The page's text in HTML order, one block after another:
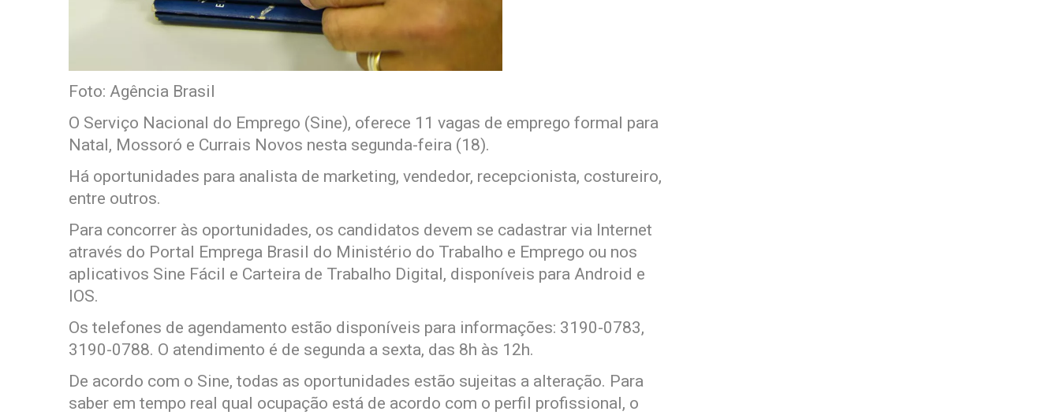
Foto: Agência Brasil
O Serviço Nacional do Emprego (Sine), oferece 11 vagas de emprego formal para
Natal, Mossoró e Currais Novos nesta segunda-feira (18).
Há oportunidades para analista de marketing, vendedor, recepcionista, costureiro,
entre outros.
Para concorrer às oportunidades, os candidatos devem se cadastrar via Internet
através do Portal Emprega Brasil do Ministério do Trabalho e Emprego ou nos
aplicativos Sine Fácil e Carteira de Trabalho Digital, disponíveis para Android e
IOS.
Os telefones de agendamento estão disponíveis para informações: 3190-0783,
3190-0788. O atendimento é de segunda a sexta, das 8h às 12h.
De acordo com o Sine, todas as oportunidades estão sujeitas a alteração. Para
saber em tempo real qual ocupação está de acordo com o perfil profissional, o